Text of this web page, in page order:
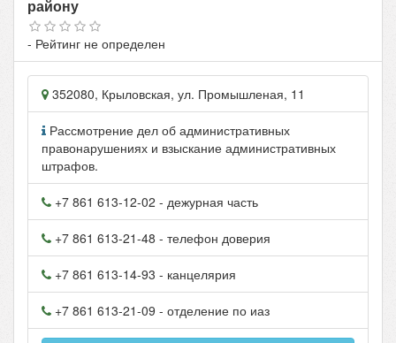
району
- Рейтинг не определен
352080, Крыловская, ул. Промышленая, 11
Рассмотрение дел об административных
правонарушениях и взыскание административных
штрафов.
+7 861 613-12-02 - дежурная часть
+7 861 613-21-48 - телефон доверия
+7 861 613-14-93 - канцелярия
+7 861 613-21-09 - отделение по иаз